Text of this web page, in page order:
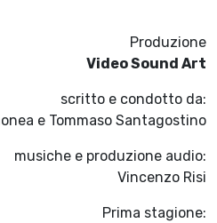
Produzione
Video Sound Art
scritto e condotto da:
e Tommaso Santagostino
musiche e produzione audio:
Vincenzo Risi
Prima stagione: